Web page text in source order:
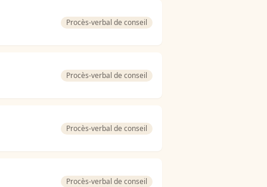
Procès-verbal de conseil
Procès-verbal de conseil
Procès-verbal de conseil
Procès-verbal de conseil